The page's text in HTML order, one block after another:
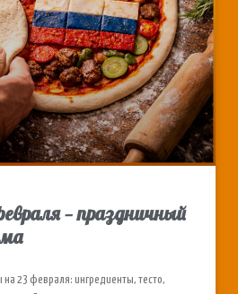
— праздничный
23 февраля: ингредиенты, тесто,